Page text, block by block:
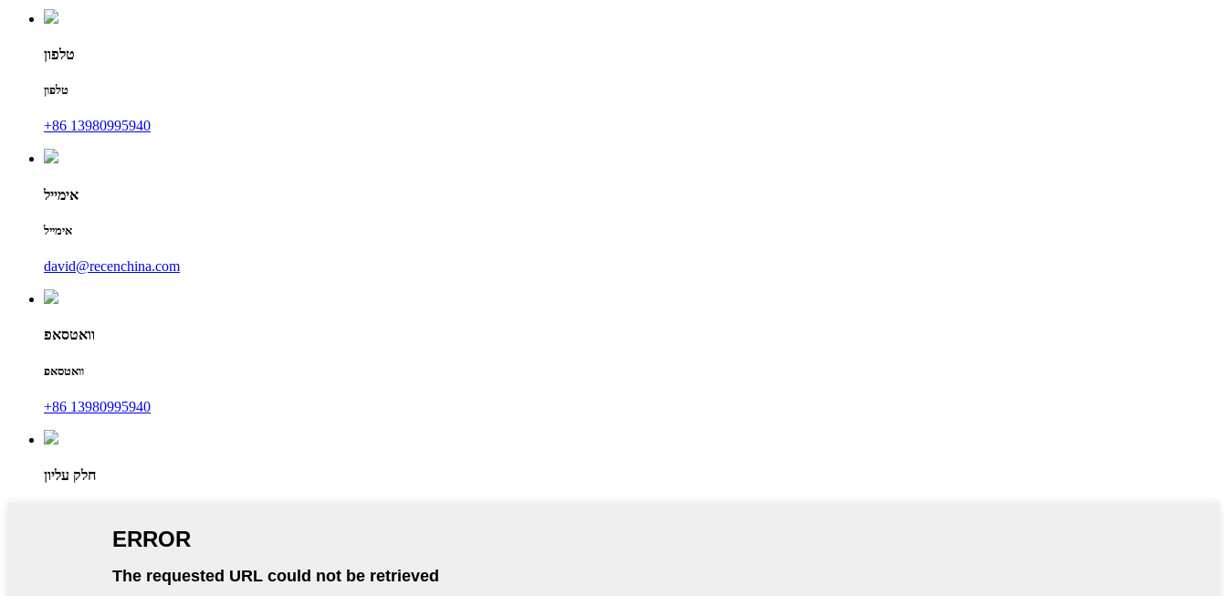
טלפון
טלפון
+86 13980995940
אימייל
אימייל
david@recenchina.com
וואטסאפ
וואטסאפ
+86 13980995940
חלק עליון